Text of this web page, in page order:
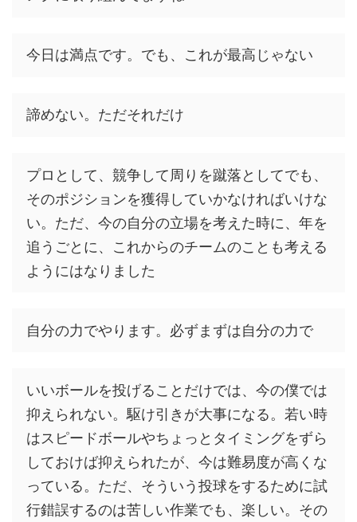
今日は満点です。でも、これが最高じゃない
諦めない。ただそれだけ
プロとして、競争して周りを蹴落としてでも、
そのポジションを獲得していかなければいけな
い。ただ、今の自分の立場を考えた時に、年を
追うごとに、これからのチームのことも考える
ようにはなりました
自分の力でやります。必ずまずは自分の力で
いいボールを投げることだけでは、今の僕では
抑えられない。駆け引きが大事になる。若い時
はスピードボールやちょっとタイミングをずら
しておけば抑えられたが、今は難易度が高くな
っている。ただ、そういう投球をするために試
行錯誤するのは苦しい作業でも、楽しい。その